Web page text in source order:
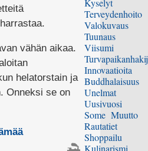
vähän aikaa.
helatorstain ja
Onneksi se on
Kyselyt
Terveydenhoito
Valokuvaus
Tuunaus
Viisumi
Innovaatioita
Buddhalaisuus
Unelmat
Uusivuosi
Some Muutto
Rautatiet
Shoppailu